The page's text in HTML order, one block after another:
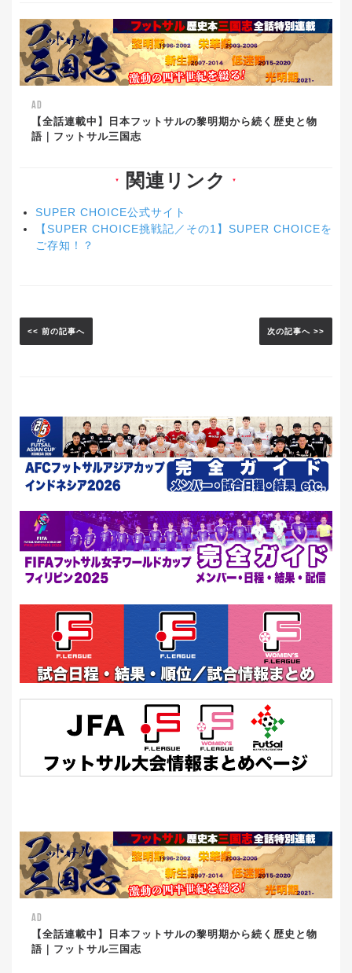
AD
【全話連載中】日本フットサルの黎明期から続く歴史と物
語｜フットサル三国志
▼ 関連リンク ▼
SUPER CHOICE公式サイト
【SUPER CHOICE挑戦記／その1】SUPER CHOICEを
ご存知！？
<< 前の記事へ 次の記事へ >>
AD
【全話連載中】日本フットサルの黎明期から続く歴史と物
語｜フットサル三国志